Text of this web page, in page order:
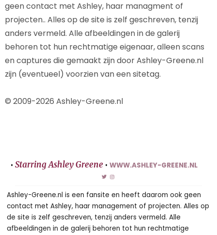
geen contact met Ashley, haar managment of
projecten.. Alles op de site is zelf geschreven, tenzij
anders vermeld. Alle afbeeldingen in de galerij
behoren tot hun rechtmatige eigenaar, alleen scans
en captures die gemaakt zijn door Ashley-Greene.nl
zijn (eventueel) voorzien van een sitetag.
© 2009-2026 Ashley-Greene.nl
• Starring Ashley Greene • WWW.ASHLEY-GREENE.NL
Ashley-Greene.nl is een fansite en heeft daarom ook geen
contact met Ashley, haar management of projecten. Alles op
de site is zelf geschreven, tenzij anders vermeld. Alle
afbeeldingen in de galerij behoren tot hun rechtmatige